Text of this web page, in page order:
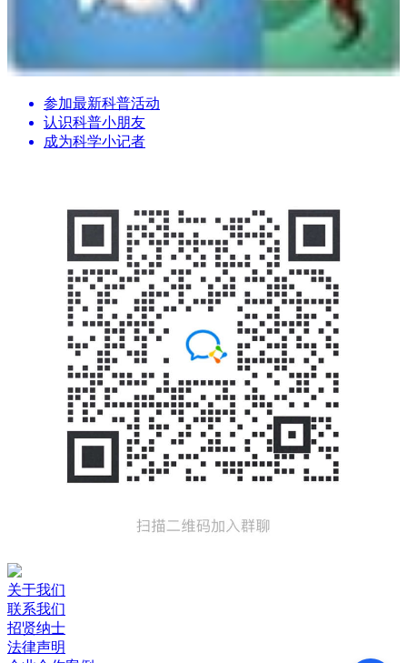
参加最新科普活动
认识科普小朋友
成为科学小记者
关于我们
联系我们
招贤纳士
法律声明